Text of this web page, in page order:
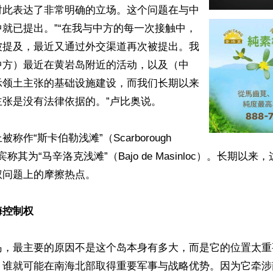
表达了非常明确的立场。这个问题在与中
已提出。”“在我与中方的每一次接触中，
及，最近又通过外交渠道再次被提出。我
）最近在黄岩岛附近的活动，以及（中
土主张的基础设施建设，而我们长期以来
是没有法律依据的。”卢比奥说。
称作“斯卡伯勒浅滩”（Scarborough
称其为“马辛洛克浅滩”（Bajo de Masinloc）。长期以来
题上的摩擦热点。
制权
最主要的原因不是这个岛本身有多大，而是它的位置太
就可能在南海北部取得重要军事与战略优势。因为它牵